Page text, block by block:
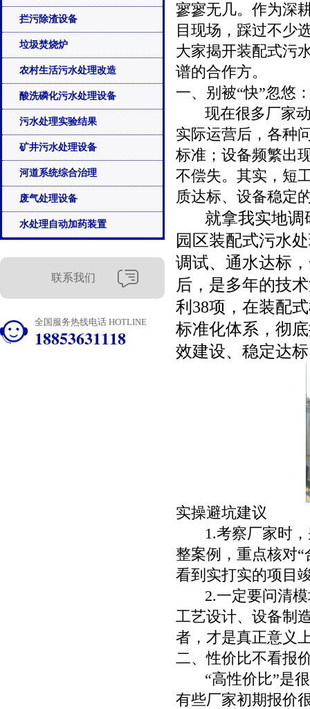
拦污除渣设备
垃圾焚烧炉
农村生活污水处理改造
酸洗磷化污水处理设备
污水处理实验结果
矿井污水处理设备
河道系统综合治理
废气处理设备
水处理自动加药装置
联系我们
全国服务热线电话 HOTLINE
18853631118
寥寥无几。作为深
目现场，踩过不少
大家揭开装配式污
谱的合作方。
一、别被“快”忽悠
现在很多厂家动
实际运营后，各种
标准；设备频繁出
不偿失。其实，短
质达标、设备稳定
就拿我实地调
园区装配式污水
调试、通水达标
后，是多年的技
利38项，在装配
标准化体系，彻
效建设、稳定达
实操避坑建议
1.考察厂家时，
整案例，重点核对
看到实打实的项目
2.一定要问清模
工艺设计、设备制
者，才是真正意义
二、性价比不看报
“高性价比”是很
有些厂家初期报价